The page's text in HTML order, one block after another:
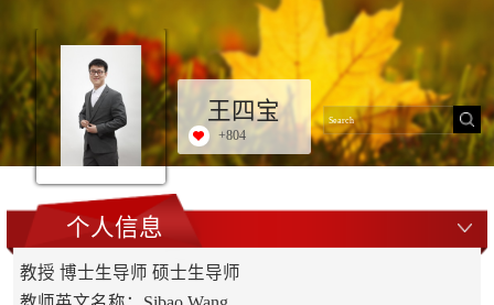
王四宝
+804
个人信息
教授 博士生导师 硕士生导师